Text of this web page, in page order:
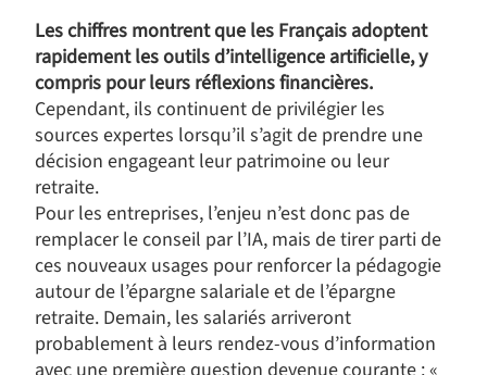
Les chiffres montrent que les Français adoptent
rapidement les outils d’intelligence artificielle, y
compris pour leurs réflexions financières.
Cependant, ils continuent de privilégier les
sources expertes lorsqu’il s’agit de prendre une
décision engageant leur patrimoine ou leur
retraite.
Pour les entreprises, l’enjeu n’est donc pas de
remplacer le conseil par l’IA, mais de tirer parti de
ces nouveaux usages pour renforcer la pédagogie
autour de l’épargne salariale et de l’épargne
retraite. Demain, les salariés arriveront
probablement à leurs rendez-vous d’information